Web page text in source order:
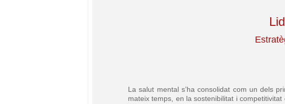
La salut mental s’ha consolidat com un dels
mateix temps, en la sostenibilitat i